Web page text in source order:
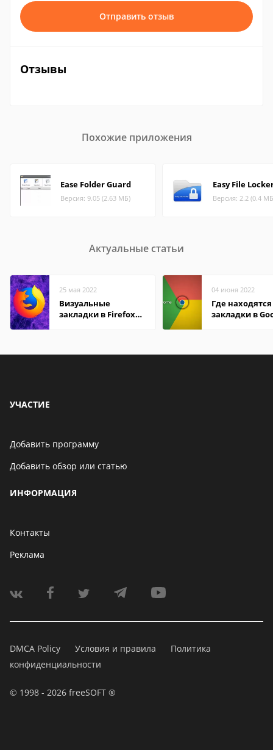
Отправить отзыв
Отзывы
Похожие приложения
Ease Folder Guard
Версия: 9.05 (2.63 МБ)
Easy File
Версия: 2.2 (0.4
Актуальные статьи
25 мая 2022
Визуальные
закладки в Firefox
04 июня 2022
Где находятся
закладки в
УЧАСТИЕ
Добавить программу
Добавить обзор или статью
ИНФОРМАЦИЯ
Контакты
Реклама
DMCA Policy Условия и правила
Политика
конфиденциальности
© 1998 - 2026 freeSOFT ®